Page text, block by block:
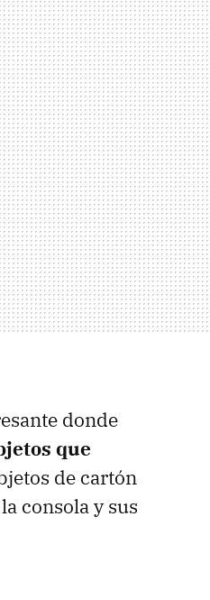
donde
que
de cartón
consola y sus